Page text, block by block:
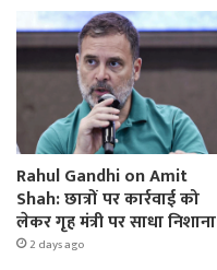
Rahul Gandhi on Amit
Shah: छात्रों पर कार्रवाई को
लेकर गृह मंत्री पर साधा निशाना
2 days ago